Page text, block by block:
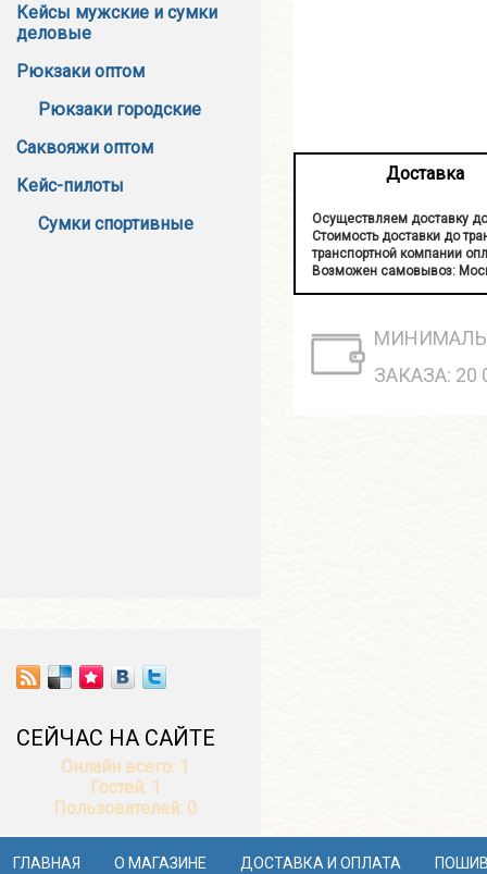
Кейсы мужские и сумки
деловые
Рюкзаки оптом
Рюкзаки городские
Саквояжи оптом
Кейс-пилоты
Сумки спортивные
СЕЙЧАС НА САЙТЕ
Онлайн всего: 1
Гостей: 1
Пользователей: 0
Доставка
Осуществляем доставку
Стоимость доставки до
транспортной компании
Возможен самовывоз:
ЗАКАЗА: 20
ГЛАВНАЯ О МАГАЗИНЕ ДОСТАВКА И ОПЛАТА